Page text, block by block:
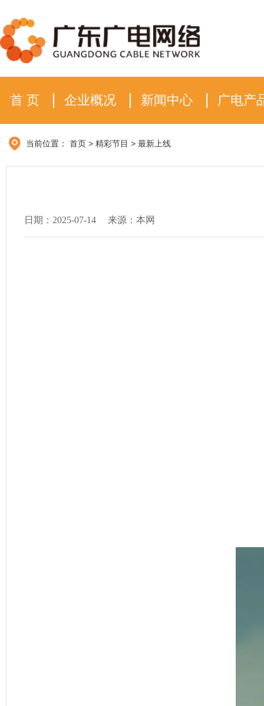
首 页 企业概况 新闻中心 广电产
当前位置： 首页 > 精彩节目 > 最新上线
日期：2025-07-14 来源：本网